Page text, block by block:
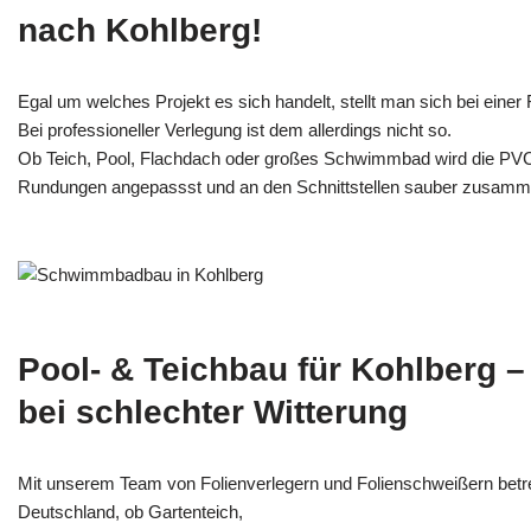
nach Kohlberg!
Egal um welches Projekt es sich handelt, stellt man sich bei einer
Bei professioneller Verlegung ist dem allerdings nicht so.
Ob Teich, Pool, Flachdach oder großes Schwimmbad wird die
Rundungen angepassst und an den Schnittstellen sauber
Pool- & Teichbau für Kohlberg
bei schlechter Witterung
Mit unserem Team von Folienverlegern und Folien­schweißern
Deutschland, ob Gartenteich,